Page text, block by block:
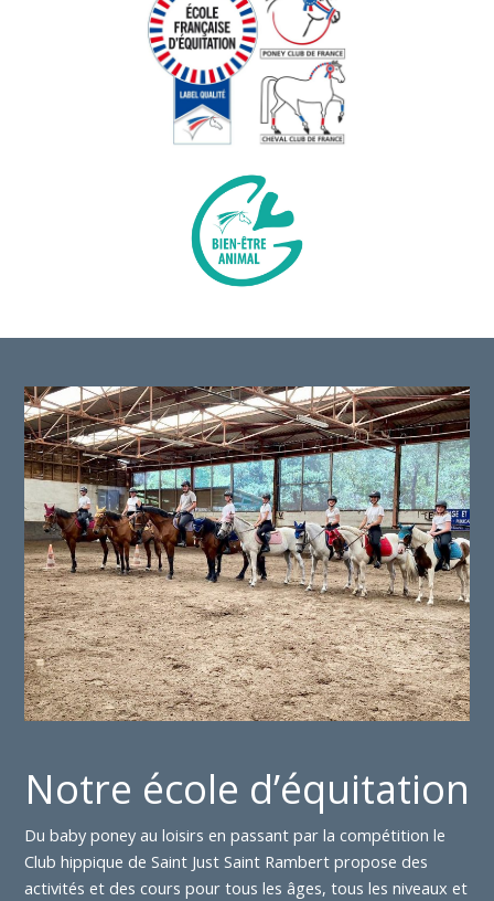
Notre école d’équitation
Du baby poney au loisirs en passant par la compétition le
Club hippique de Saint Just Saint Rambert propose des
activités et des cours pour tous les âges, tous les niveaux et